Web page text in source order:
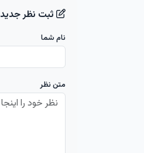
ثبت نظر جدید
نام شما
متن نظر